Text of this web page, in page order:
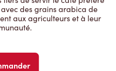
des grains arabica de
aux agriculteurs et à leur